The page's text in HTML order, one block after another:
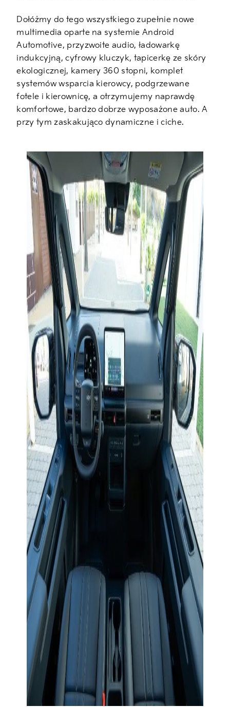
Dołóżmy do tego wszystkiego zupełnie nowe
multimedia oparte na systemie Android
Automotive, przyzwoite audio, ładowarkę
indukcyjną, cyfrowy kluczyk, tapicerkę ze skóry
ekologicznej, kamery 360 stopni, komplet
systemów wsparcia kierowcy, podgrzewane
fotele i kierownicę, a otrzymujemy naprawdę
komfortowe, bardzo dobrze wyposażone auto. A
przy tym zaskakująco dynamiczne i ciche.